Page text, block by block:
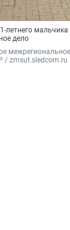
летнего
дело
/ zmsut.sledcom.ru